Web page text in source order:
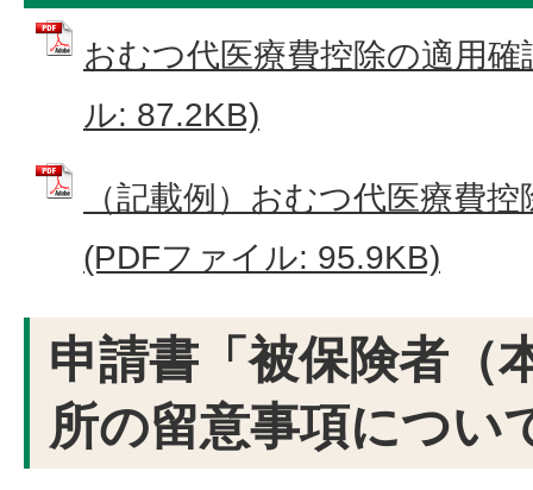
おむつ代医療費控除の適用
ル: 87.2KB)
（記載例）おむつ代医療費
(PDFファイル: 95.9KB)
申請書「被保険者（
所の留意事項につい